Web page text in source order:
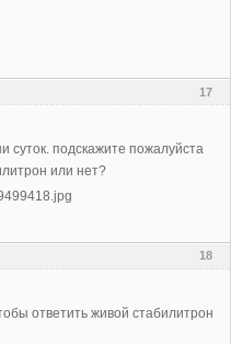
17
суток. подскажите пожалуйста
или нет?
18
ответить живой стабилитрон